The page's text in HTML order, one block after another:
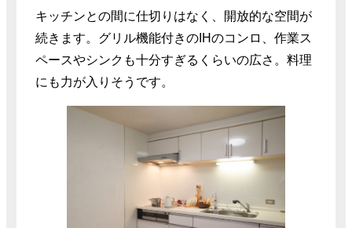
キッチンとの間に仕切りはなく、開放的な空間が
続きます。グリル機能付きのIHのコンロ、作業ス
ペースやシンクも十分すぎるくらいの広さ。料理
にも力が入りそうです。